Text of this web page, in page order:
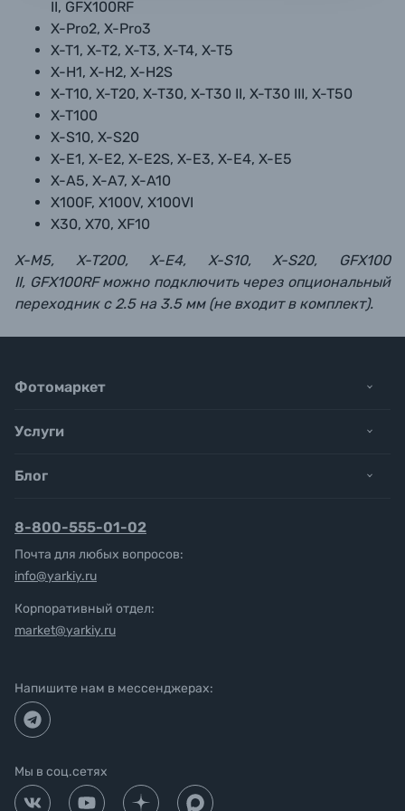
II, GFX100RF
X-Pro2, X-Pro3
X-T1, X-T2, X-T3, X-T4, X-T5
X-H1, X-H2, X-H2S
X-T10, X-T20, X-T30, X-T30 II, X-T30 III, X-T50
X-T100
X-S10, X-S20
X-E1, X-E2, X-E2S, X-E3, X-E4, X-E5
X-A5, X-A7, X-A10
X100F, X100V, X100VI
X30, X70, XF10
X-M5, X-T200, X-E4, X-S10, X-S20, GFX100
II, GFX100RFможно подключить через опциональный
переходник с 2.5 на 3.5 мм (не входит в комплект).
Фотомаркет
Услуги
Блог
8-800-555-01-02
Почта для любых вопросов:
info@yarkiy.ru
Корпоративный отдел:
market@yarkiy.ru
Напишите нам в мессенджерах:
Мы в соц.сетях